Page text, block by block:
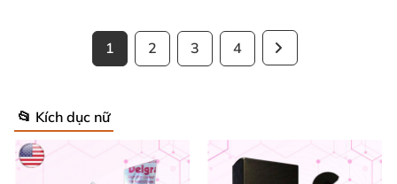
1 2 3 4
📂 Kích dục nữ